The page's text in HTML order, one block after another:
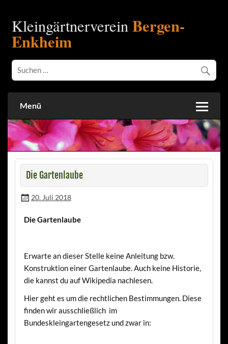
KleingärtnervereinBergen-
Enkheim
Menü
Die Gartenlaube
20. Juli 2018
Die Gartenlaube
Erwarte an dieser Stelle keine Anleitung bzw.
Konstruktion einer Gartenlaube. Auch keine Historie,
die kannst du auf Wikipedia nachlesen.
Hier geht es um die rechtlichen Bestimmungen. Diese
finden wir ausschließlich im
Bundeskleingartengesetz und zwar in: